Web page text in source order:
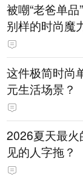
被嘲“老爸单
别样的时尚魔
这件极简时尚
元生活场景？
2026夏天最
见的人字拖？